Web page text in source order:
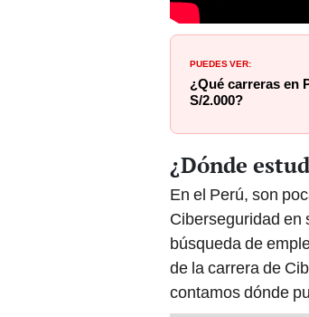
PUEDES VER:
¿Qué carreras en
S/2.000?
¿Dónde
En el Perú, son
Ciberseguridad en
búsqueda de
de la carrera de
contamos dónde